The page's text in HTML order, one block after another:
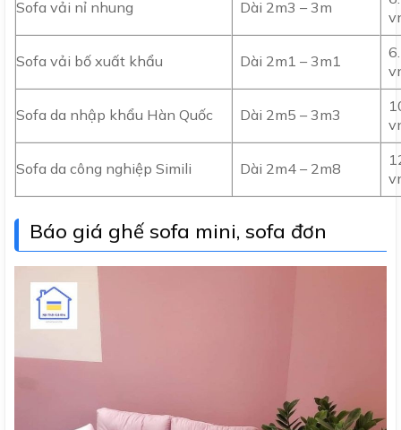
Sofa vải nỉ nhung Dài 2m3 – 3m
Sofa vải bố xuất khẩu Dài 2m1 – 3m1
Sofa da nhập khẩu Hàn Quốc Dài 2m5 – 3m3
Sofa da công nghiệp Simili Dài 2m4 – 2m8
Báo giá ghế sofa mini, sofa đơn